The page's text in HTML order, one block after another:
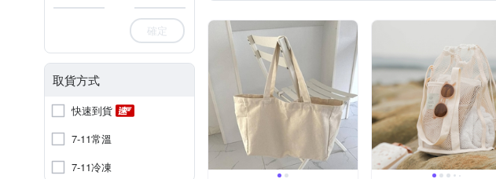
確定
取貨方式
快速到貨
7-11常溫
7-11冷凍